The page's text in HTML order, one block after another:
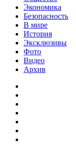
Экономика
Безопасность
В мире
История
Эксклюзивы
Фото
Видео
Архив